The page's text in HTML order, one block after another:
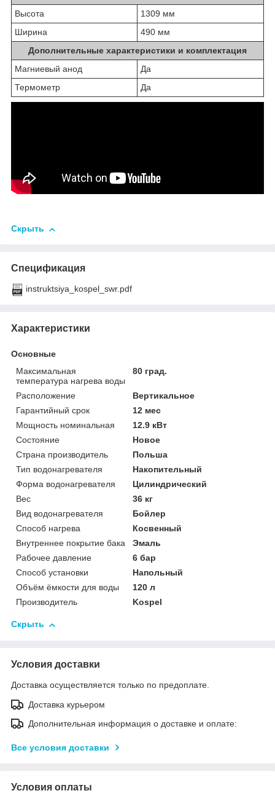
Высота
1309 мм
Ширина
490 мм
Дополнительные характеристики и комплектация
Магниевый анод
Да
Термометр
Да
Скрыть
Спецификация
instruktsiya_kospel_swr.pdf
Характеристики
Основные
Максимальная
температура нагрева воды
80 град.
Расположение
Вертикальное
Гарантийный срок
12 мес
Мощность номинальная
12.9 кВт
Состояние
Новое
Страна производитель
Польша
Тип водонагревателя
Накопительный
Форма водонагревателя
Цилиндрический
Вес
36 кг
Вид водонагревателя
Бойлер
Способ нагрева
Косвенный
Внутреннее покрытие бака
Эмаль
Рабочее давление
6 бар
Способ установки
Напольный
Объём ёмкости для воды
120 л
Производитель
Kospel
Скрыть
Условия доставки
Доставка осуществляется только по предоплате.
Доставка курьером
Дополнительная информация о доставке и оплате:
Все условия доставки
Условия оплаты